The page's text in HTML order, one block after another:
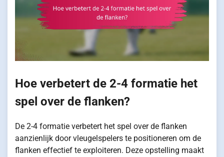
Hoe verbetert de 2-4 formatie het
spel over de flanken?
De 2-4 formatie verbetert het spel over de flanken
aanzienlijk door vleugelspelers te positioneren om de
flanken effectief te exploiteren. Deze opstelling maakt